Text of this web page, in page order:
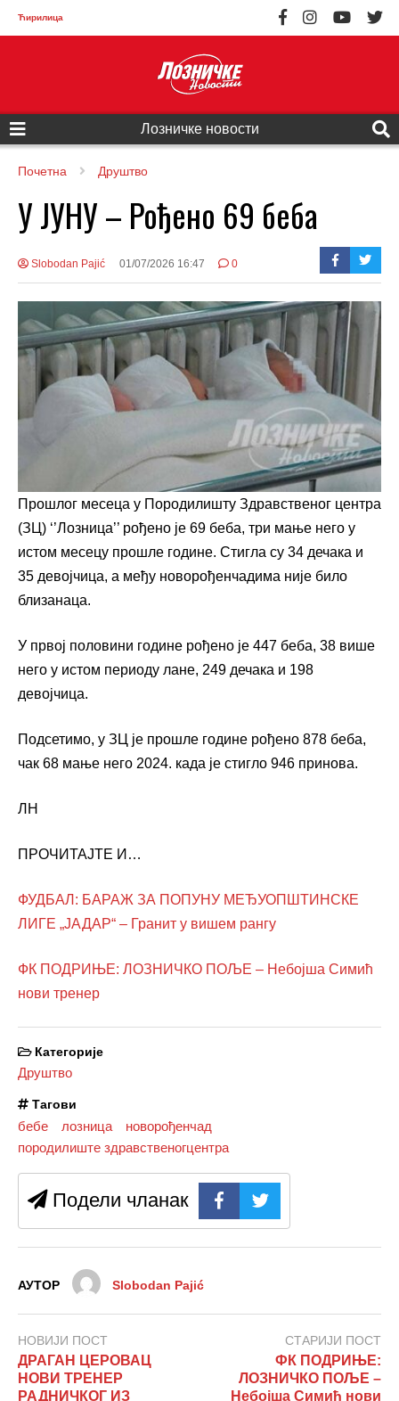
Ћирилица
Лозничке новости
Почетна Друштво
У ЈУНУ – Рођено 69 беба
Slobodan Pajić 01/07/2026 16:47 0
Прошлог месеца у Породилишту Здравственог центра
(ЗЦ) ‘’Лозница’’ рођено је 69 беба, три мање него у
истом месецу прошле године. Стигла су 34 дечака и
35 девојчица, а међу новорођенчадима није било
близанаца.
У првој половини године рођено је 447 беба, 38 више
него у истом периоду лане, 249 дечака и 198
девојчица.
Подсетимо, у ЗЦ је прошле године рођено 878 беба,
чак 68 мање него 2024. када је стигло 946 принова.
ЛН
ПРОЧИТАЈТЕ И…
ФУДБАЛ: БАРАЖ ЗА ПОПУНУ МЕЂУОПШТИНСКЕ
ЛИГЕ „ЈАДАР“ – Гранит у вишем рангу
ФК ПОДРИЊЕ: ЛОЗНИЧКО ПОЉЕ – Небојша Симић
нови тренер
Категорије
Друштво
Тагови
бебе лозница
новорођенчад
породилиште здравственогцентра
Подели чланак
АУТОР Slobodan Pajić
НОВИЈИ ПОСТ
ДРАГАН ЦЕРОВАЦ
НОВИ ТРЕНЕР
РАДНИЧКОГ ИЗ
СТАРИЈИ ПОСТ
ФК ПОДРИЊЕ:
ЛОЗНИЧКО ПОЉЕ –
Небојша Симић нови